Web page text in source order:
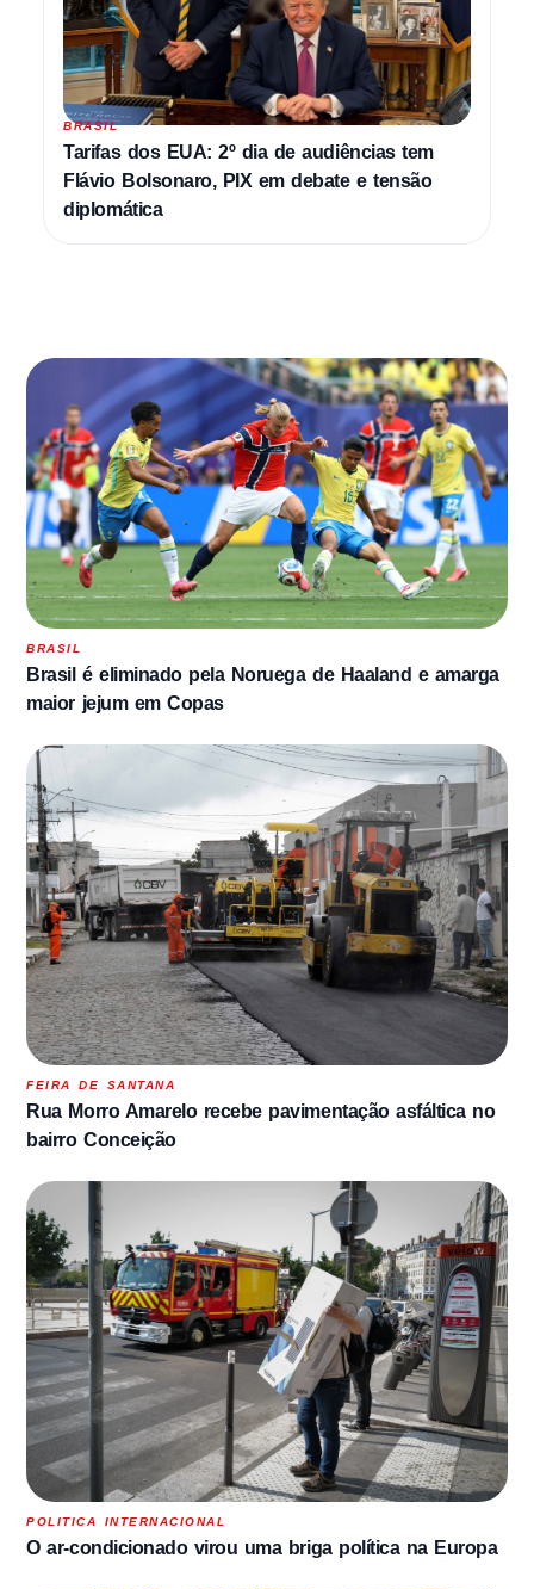
BRASIL
Tarifas dos EUA: 2º dia de audiências tem
Flávio Bolsonaro, PIX em debate e tensão
diplomática
BRASIL
Brasil é eliminado pela Noruega de Haaland e amarga
maior jejum em Copas
FEIRA DE SANTANA
Rua Morro Amarelo recebe pavimentação asfáltica no
bairro Conceição
POLITICA INTERNACIONAL
O ar-condicionado virou uma briga política na Europa